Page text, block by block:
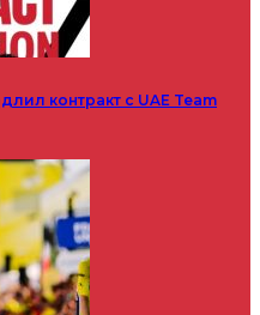
контракт с UAE Team